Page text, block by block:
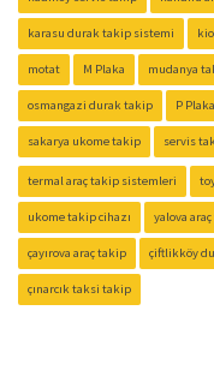
karasu durak takip sistemi
motat M Plaka mudanya
osmangazi durak takip P Plaka
sakarya ukome takip servis
termal araç takip sistemleri
ukome takip cihazı yalova
çayırova araç takip çiftlikköy
çınarcık taksi takip